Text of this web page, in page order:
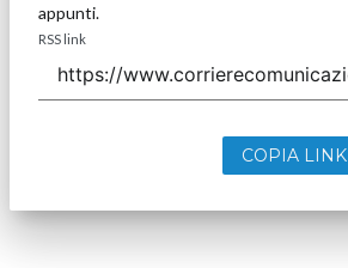
appunti.
RSS link
COPIA LINK